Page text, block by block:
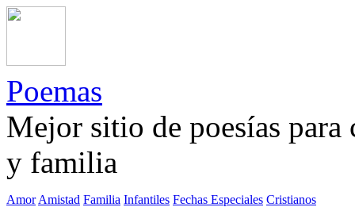
Poemas
Mejor sitio de poesías
y familia
Amor Amistad Familia Infantiles Fechas Especiales Cristianos